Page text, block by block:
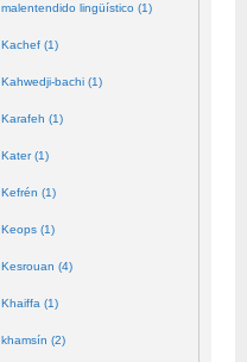
malentendido lingüístico (1)
Kachef (1)
Kahwedji-bachi (1)
Karafeh (1)
Kater (1)
Kefrén (1)
Keops (1)
Kesrouan (4)
Khaiffa (1)
khamsín (2)